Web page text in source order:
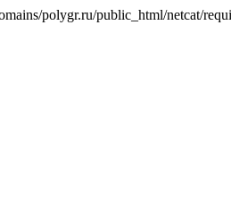
polygr.ru/public_html/netcat/